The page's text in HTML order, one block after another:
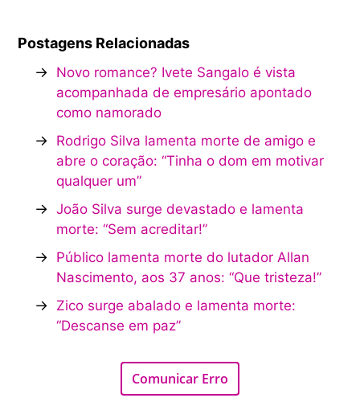
Postagens Relacionadas
→ Novo romance? Ivete Sangalo é vista
acompanhada de empresário apontado
como namorado
→ Rodrigo Silva lamenta morte de amigo e
abre o coração: “Tinha o dom em motivar
qualquer um”
→ João Silva surge devastado e lamenta
morte: “Sem acreditar!”
→ Público lamenta morte do lutador Allan
Nascimento, aos 37 anos: “Que tristeza!”
→ Zico surge abalado e lamenta morte:
“Descanse em paz”
Comunicar Erro